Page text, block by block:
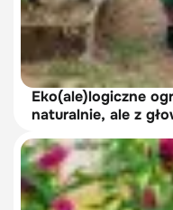
Eko(ale)logiczne
naturalnie, ale z